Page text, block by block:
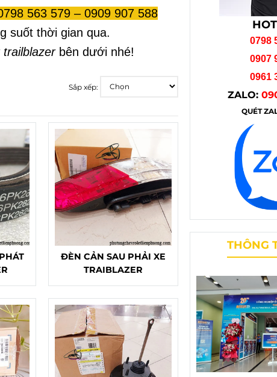
563 579 – 0909 907 588
suốt thời gian qua.
bên dưới nhé!
Sắp xếp:
ĐÈN CẢN SAU PHẢI XE
TRAIBLAZER
0798
0907
0961
ZALO:
QUÉT
THÔNG